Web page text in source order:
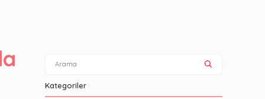
Kategoriler